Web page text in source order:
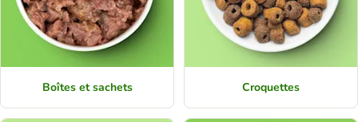
Boîtes et sachets Croquettes